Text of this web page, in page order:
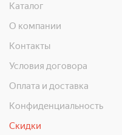
Каталог
О компании
Контакты
Условия договора
Оплата и доставка
Конфиденциальность
Скидки